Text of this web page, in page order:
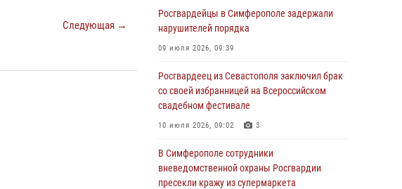
Следующая →
Росгвардейцы Крыма и Севастополя
отметили День Крещения Руси
В Симферополе сотрудники Росгвардии
задержали подозреваемого в краже из
гипермаркета
Росгвардейцы в Симферополе задержали
нарушителей порядка
09 июля 2026, 09:39
Росгвардеец из Севастополя заключил брак
со своей избранницей на Всероссийском
свадебном фестивале
10 июля 2026, 09:02 3
В Симферополе сотрудники
вневедомственной охраны Росгвардии
пресекли кражу из супермаркета